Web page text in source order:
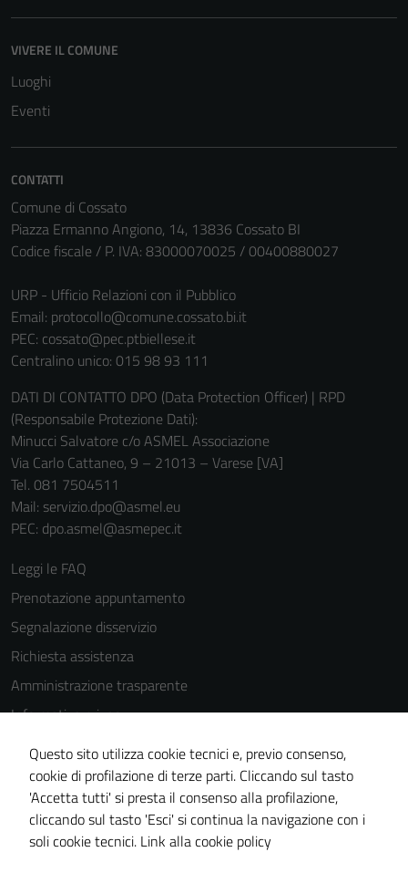
VIVERE IL COMUNE
Luoghi
Eventi
CONTATTI
Comune di Cossato
Piazza Ermanno Angiono, 14, 13836 Cossato BI
Codice fiscale / P. IVA: 83000070025 / 00400880027
URP - Ufficio Relazioni con il Pubblico
Email: protocollo@comune.cossato.bi.it
PEC: cossato@pec.ptbiellese.it
Centralino unico: 015 98 93 111
DATI DI CONTATTO DPO (Data Protection Officer) | RPD
(Responsabile Protezione Dati):
Minucci Salvatore c/o ASMEL Associazione
Via Carlo Cattaneo, 9 – 21013 – Varese [VA]
Tel. 081 7504511
Mail: servizio.dpo@asmel.eu
PEC: dpo.asmel@asmepec.it
Leggi le FAQ
Prenotazione appuntamento
Segnalazione disservizio
Richiesta assistenza
Amministrazione trasparente
Informativa privacy
Cookie Policy
Note legali
Dichiarazione di accessibilità
Piano di miglioramento del sito
Questo sito utilizza cookie tecnici e, previo consenso,
cookie di profilazione di terze parti. Cliccando sul tasto
'Accetta tutti' si presta il consenso alla profilazione,
cliccando sul tasto 'Esci' si continua la navigazione con i
soli cookie tecnici. Link alla cookie policy
per il
funzionamento
possono
essere
informazioni